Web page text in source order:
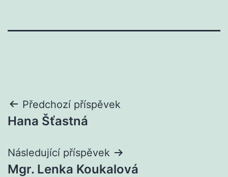
Navigace
pro
příspěvek
Předchozí příspěvek
Hana Šťastná
Následující příspěvek
Mgr. Lenka Koukalová